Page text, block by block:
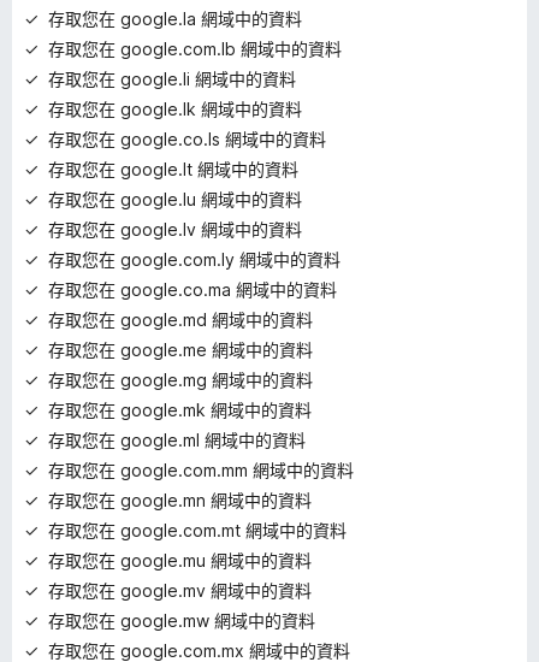
存取您在 google.la 網域中的資料
存取您在 google.com.lb 網域中的資料
存取您在 google.li 網域中的資料
存取您在 google.lk 網域中的資料
存取您在 google.co.ls 網域中的資料
存取您在 google.lt 網域中的資料
存取您在 google.lu 網域中的資料
存取您在 google.lv 網域中的資料
存取您在 google.com.ly 網域中的資料
存取您在 google.co.ma 網域中的資料
存取您在 google.md 網域中的資料
存取您在 google.me 網域中的資料
存取您在 google.mg 網域中的資料
存取您在 google.mk 網域中的資料
存取您在 google.ml 網域中的資料
存取您在 google.com.mm 網域中的資料
存取您在 google.mn 網域中的資料
存取您在 google.com.mt 網域中的資料
存取您在 google.mu 網域中的資料
存取您在 google.mv 網域中的資料
存取您在 google.mw 網域中的資料
存取您在 google.com.mx 網域中的資料